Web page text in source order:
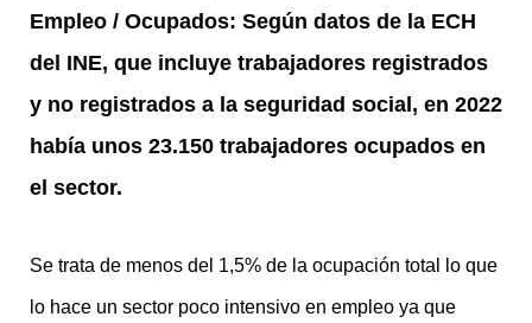
Empleo / Ocupados: Según datos de la ECH
del INE, que incluye trabajadores registrados
y no registrados a la seguridad social, en 2022
había unos 23.150 trabajadores ocupados en
el sector.
Se trata de menos del 1,5% de la ocupación total lo que
lo hace un sector poco intensivo en empleo ya que